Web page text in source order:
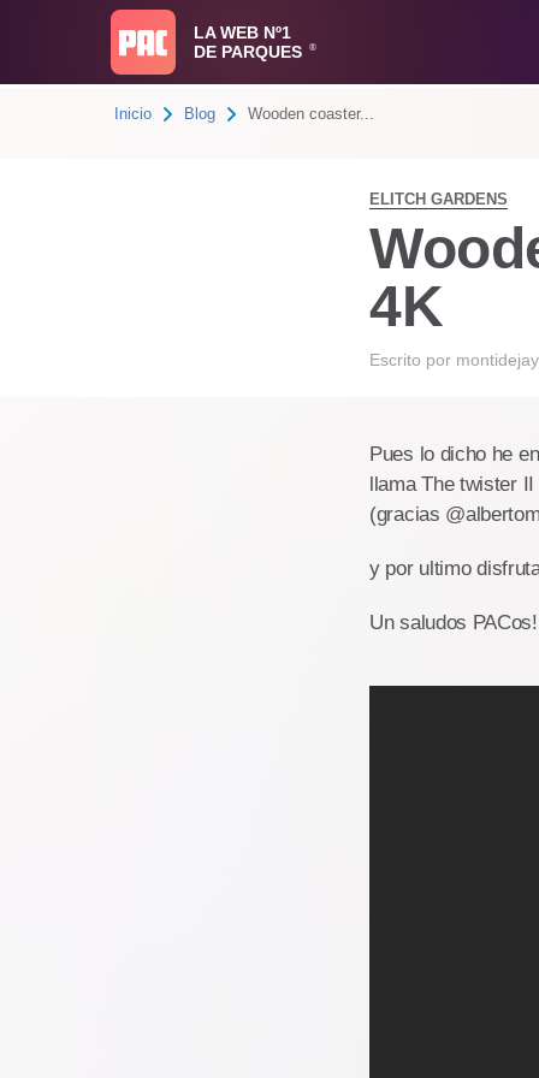
LA WEB Nº1
DE PARQUES
®
Inicio Blog Wooden coaster...
ELITCH GARDENS
4K
Escrito por montidejay
Pues lo dicho he
llama The twister
(gracias
y por ultimo
Un saludos PACos!